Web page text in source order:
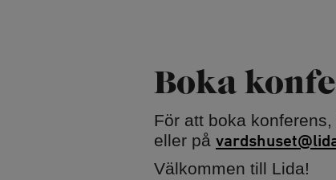
Boka
För att boka
eller på
Välkommen till Lida!